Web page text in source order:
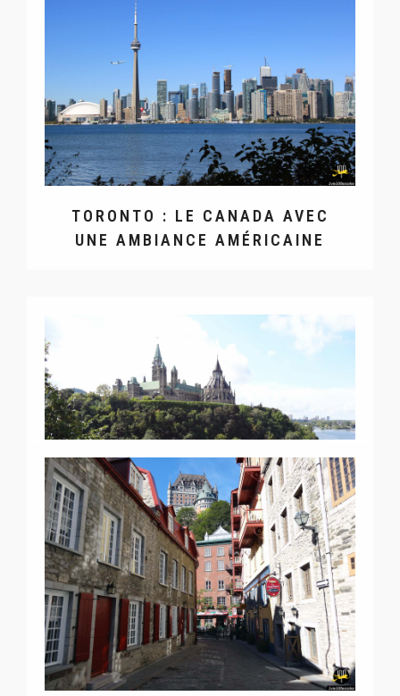
TORONTO : LE CANADA AVEC
UNE AMBIANCE AMÉRICAINE
OTTAWA : LA CAPITALE DU
CANADA QUI VOUS ÉTONNERA